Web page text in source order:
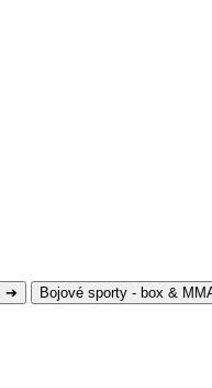
➔ Bojové sporty - box &